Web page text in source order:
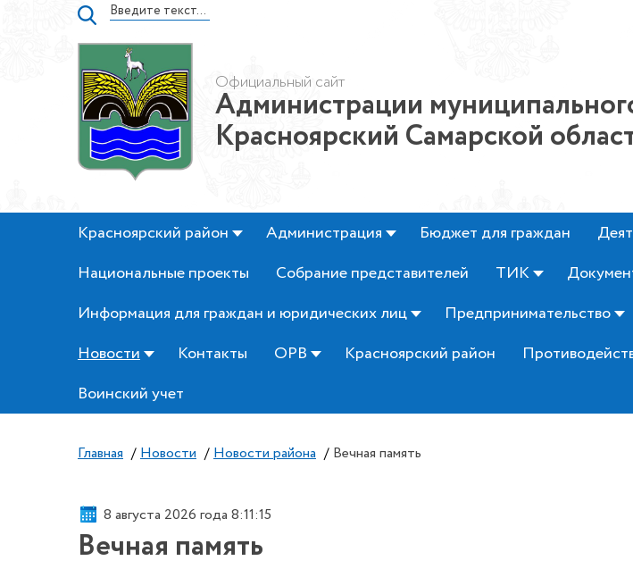
Официальный сайт
Администрации
Красноярский Самарской
Красноярский район Администрация Бюджет для граждан
Национальные проекты
Собрание представителей ТИК
Информация для граждан и юридических лиц
Предпринимательство
Новости
Контакты ОРВ Красноярский район
Воинский учет
Главная / Новости / Новости района / Вечная память
8 августа 2026 года 8:11:16
Вечная память